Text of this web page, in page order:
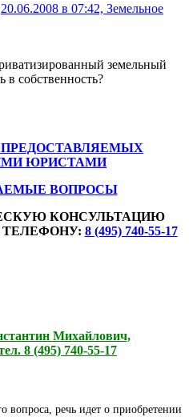
20.06.2008 в 07:42, Земельное
земельный
в собственность?
ЮРИСТАМИ
ВОПРОСЫ
КОНСУЛЬТАЦИЮ
8 (495) 740-55-17
Михайлович,
8 (495) 740-55-17
вопроса, речь идет о приобретении